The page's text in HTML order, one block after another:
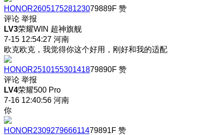
HONOR260517528123079889F 赞
评论 举报
LV3荣耀WIN 超神旗舰
7-15 12:54:27 河南
欧克欧克，我觉得你这个好用，刚好和我的适配
HONOR251015530141879890F 赞
评论 举报
LV4荣耀500 Pro
7-16 12:40:56 河南
你
HONOR230927966611479891F 赞